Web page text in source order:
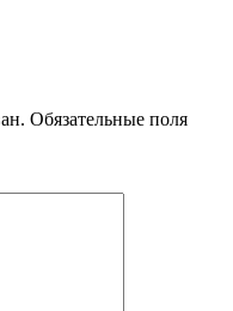
Обязательные поля